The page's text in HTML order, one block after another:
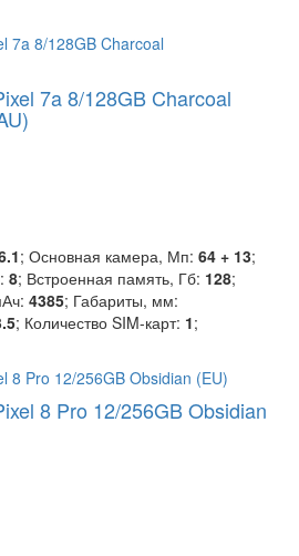
7a 8/128GB Charcoal
; Основная камера, Мп: 64 + 13;
8; Встроенная память, Гб: 128;
4385; Габариты, мм:
; Количество SIM-карт: 1;
8 Pro 12/256GB Obsidian